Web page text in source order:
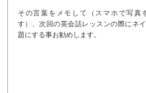
その言葉をメモして（スマホで写真
す）、次回の英会話レッスンの際にネ
題にする事お勧めします。